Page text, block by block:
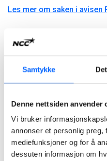
Samtykke
Denne nettsiden anvender
Vi bruker
annonser et personlig preg,
mediefunksjoner og for å
dessuten informasjon om
Les mer om saken i avisen